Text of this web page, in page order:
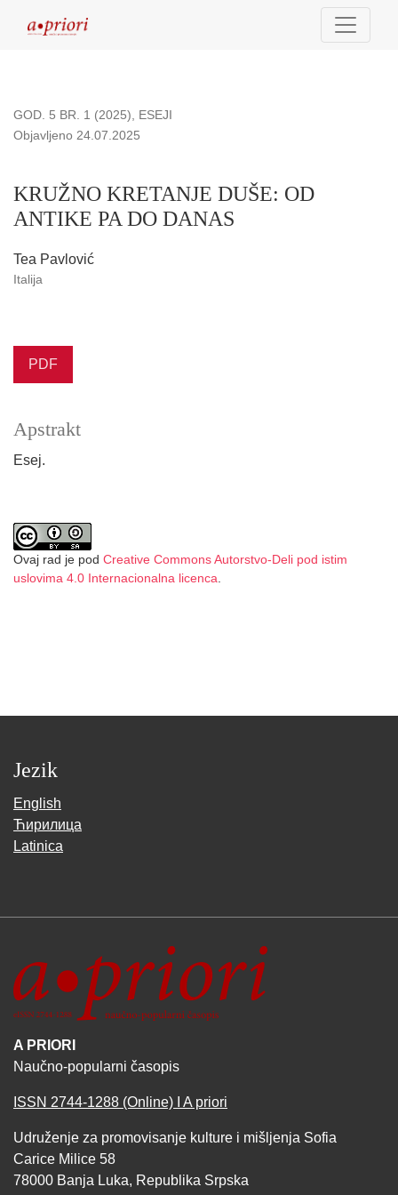
KRUŽNO KRETANJE DUŠE: OD ANTIKE PA DO DANAS
GOD. 5 BR. 1 (2025), ESEJI
KRUŽNO KRETANJE DUŠE: OD
ANTIKE PA DO DANAS
Objavljeno 24.07.2025
Tea Pavlović
Italija
PDF
Apstrakt
Esej.
Ovaj rad je pod Creative Commons Autorstvo-Deli pod istim
uslovima 4.0 Internacionalna licenca.
Jezik
English
Ћирилица
Latinica
A PRIORI
Naučno-popularni časopis
ISSN 2744-1288 (Online) I A priori
Udruženje za promovisanje kulture i mišljenja Sofia
Carice Milice 58
78000 Banja Luka, Republika Srpska